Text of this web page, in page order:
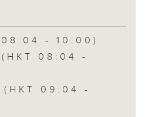
- 10:00)
(HKT 08:04 -
(HKT 09:04 -